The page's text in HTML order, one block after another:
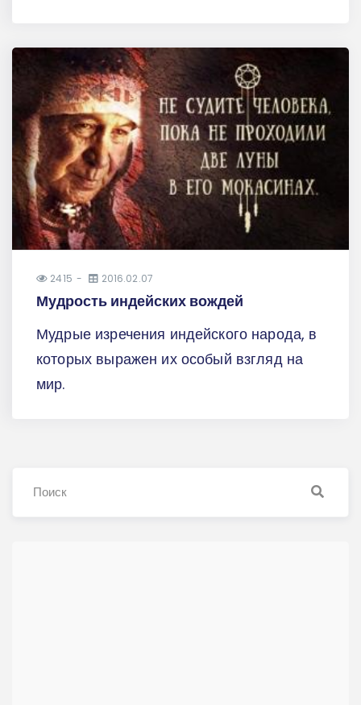
2415 2016.02.07
Мудрость индейских вождей
Мудрые изречения индейского народа, в
которых выражен их особый взгляд на
мир.